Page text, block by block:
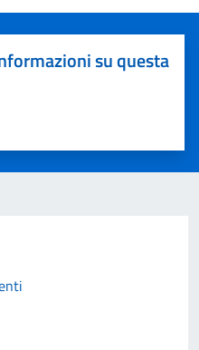
su questa
su 5